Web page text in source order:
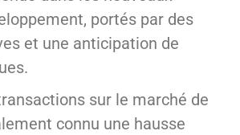
portés par des
et une anticipation de
sur le marché de
connu une hausse